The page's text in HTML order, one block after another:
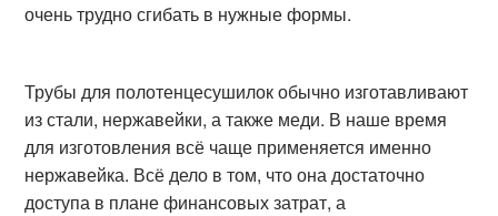
очень трудно сгибать в нужные формы.
Трубы для полотенцесушилок обычно изготавливают
из стали, нержавейки, а также меди. В наше время
для изготовления всё чаще применяется именно
нержавейка. Всё дело в том, что она достаточно
доступа в плане финансовых затрат, а